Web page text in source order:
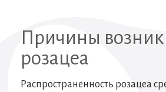
Причины
розацеа
Распространенность розацеа